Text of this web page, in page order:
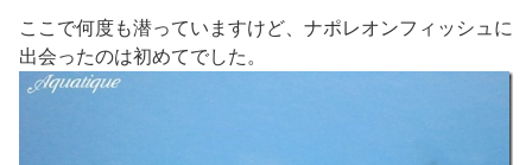
ここで何度も潜っていますけど、ナポレオンフィッシュに
出会ったのは初めてでした。